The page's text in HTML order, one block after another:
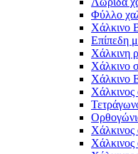
Φύλλο
Χάλκινο
Επίπεδη
Χάλκινη
Χάλκινο
Χάλκινο
Χάλκινος